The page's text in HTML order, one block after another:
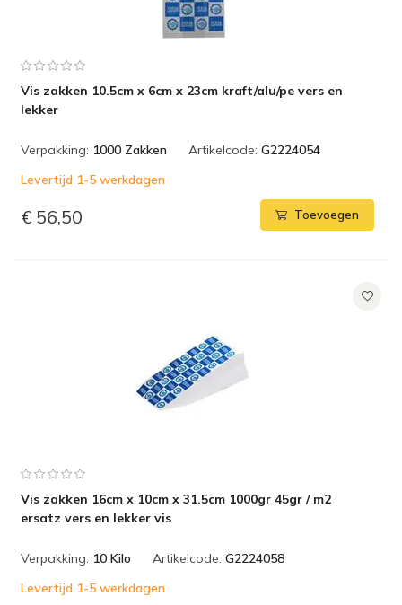
Vis zakken 10.5cm x 6cm x 23cm kraft/alu/pe vers en
lekker
Verpakking: 1000 Zakken Artikelcode: G2224054
Levertijd 1-5 werkdagen
€ 56,50 Toevoegen
Vis zakken 16cm x 10cm x 31.5cm 1000gr 45gr / m2
ersatz vers en lekker vis
Verpakking: 10 Kilo Artikelcode: G2224058
Levertijd 1-5 werkdagen